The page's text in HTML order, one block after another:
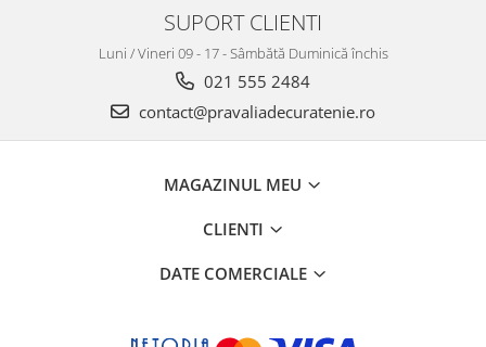
SUPORT CLIENTI
Luni / Vineri 09 - 17 - Sâmbătă Duminică închis
021 555 2484
contact@pravaliadecuratenie.ro
MAGAZINUL MEU
CLIENTI
DATE COMERCIALE